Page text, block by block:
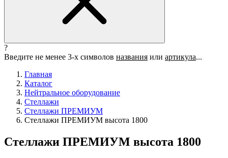
?
Введите не менее 3-х символов названия или артикула...
Главная
Каталог
Нейтральное оборудование
Стеллажи
Стеллажи ПРЕМИУМ
Стеллажи ПРЕМИУМ высота 1800
Стеллажи ПРЕМИУМ высота 1800